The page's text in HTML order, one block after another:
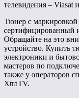
телевидения – Viasat
Тюнер с
сертифицированный
Обращайте на это
устройство. Купить
электроники и
мастеров по
также у операторов
XtraTV.